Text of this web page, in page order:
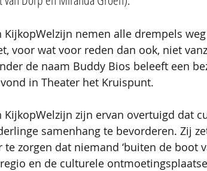
nemen alle drempels
voor wat voor reden dan ook, niet
de naam Buddy Bios beleeft een
in Theater het Kruispunt.
KijkopWelzijn zijn ervan overtuigd dat
samenhang te bevorderen. Zij
zorgen dat niemand ‘buiten de boot
en de culturele